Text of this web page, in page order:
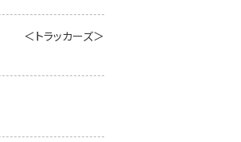
＜トラッカーズ＞